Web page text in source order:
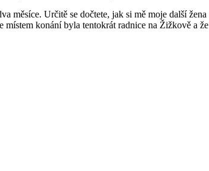
měsíce. Určitě se dočtete, jak si mě moje další žena
konání byla tentokrát radnice na Žižkově a že